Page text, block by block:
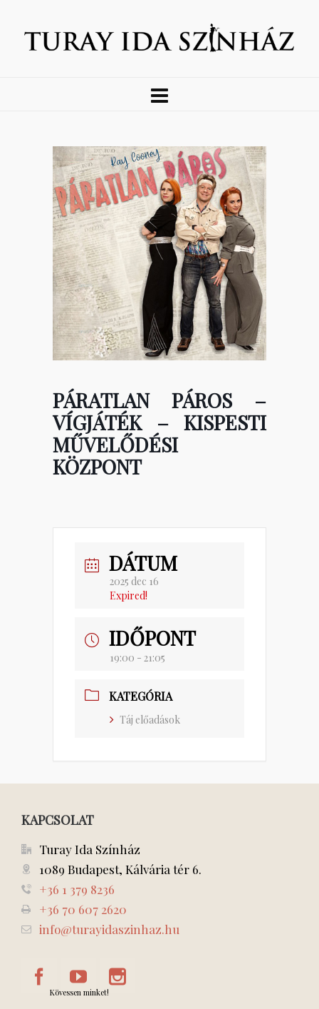
PÁRATLAN PÁROS –
VÍGJÁTÉK – KISPESTI
MŰVELŐDÉSI
KÖZPONT
DÁTUM
2025 dec 16
Expired!
IDŐPONT
19:00 - 21:05
KATEGÓRIA
Táj előadások
KAPCSOLAT
Turay Ida Színház
1089 Budapest, Kálvária tér 6.
+36 1 379 8236
+36 70 607 2620
info@turayidaszinhaz.hu
Kövessen minket!